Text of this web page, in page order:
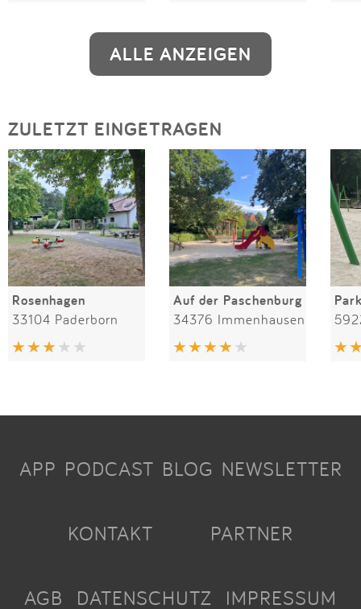
ALLE ANZEIGEN
ZULETZT EINGETRAGEN
Rosenhagen
33104 Paderborn
Auf der Paschenburg
34376 Immenhausen
APP PODCAST BLOG NEWSLETTER
KONTAKT PARTNER
AGB DATENSCHUTZ IMPRESSUM